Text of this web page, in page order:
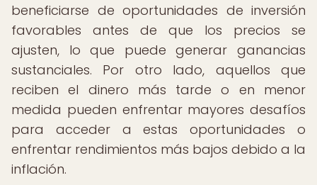
beneficiarse de oportunidades de inversión
favorables antes de que los precios se
ajusten, lo que puede generar ganancias
sustanciales. Por otro lado, aquellos que
reciben el dinero más tarde o en menor
medida pueden enfrentar mayores desafíos
para acceder a estas oportunidades o
enfrentar rendimientos más bajos debido a la
inflación.